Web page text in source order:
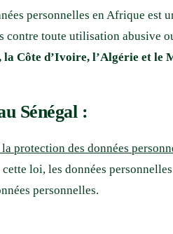
personnelles en Afrique est
contre toute utilisation abusive
la Côte d’Ivoire, l’Algérie et le
Sénégal :
protection des données
loi, les données
personnelles.